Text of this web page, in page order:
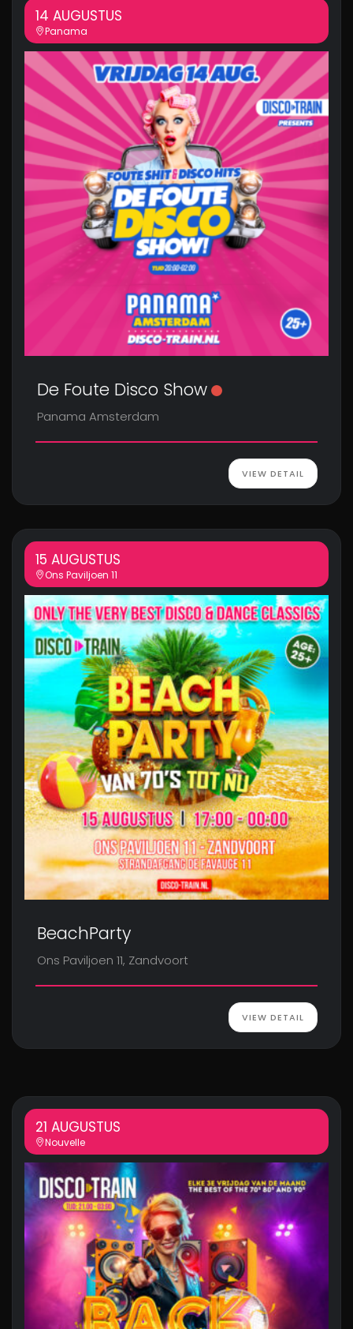
14 AUGUSTUS
Panama
De Foute Disco Show
Panama Amsterdam
VIEW DETAIL
15 AUGUSTUS
Ons Paviljoen 11
BeachParty
Ons Paviljoen 11, Zandvoort
VIEW DETAIL
21 AUGUSTUS
Nouvelle